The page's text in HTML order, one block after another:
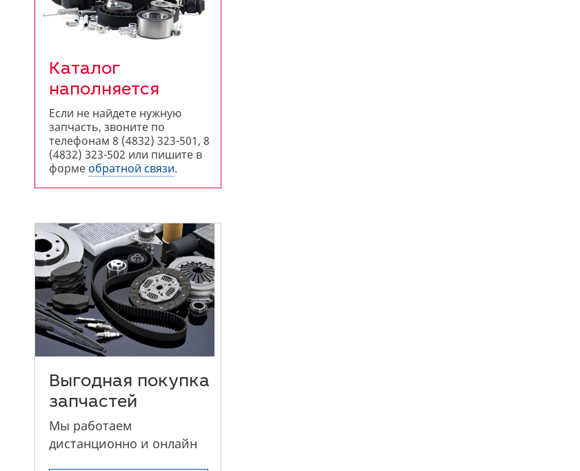
Каталог
наполняется
Если не найдете нужную
запчасть, звоните по
телефонам 8 (4832) 323-501, 8
(4832) 323-502 или пишите в
форме обратной связи.
Выгодная покупка
запчастей
Мы работаем
дистанционно и онлайн